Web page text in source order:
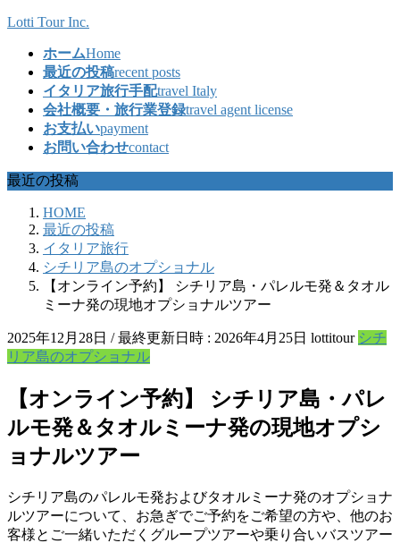
コ
ッ
プ
ナ
移
動
Lotti Tour Inc.
ホームHome
最近の投稿recent posts
イタリア旅行手配travel Italy
会社概要・旅行業登録travel agent license
お支払いpayment
お問い合わせcontact
最近の投稿
HOME
最近の投稿
イタリア旅行
シチリア島のオプショナル
【オンライン予約】 シチリア島・パレルモ発＆タオル
ミーナ発の現地オプショナルツアー
2025年12月28日 / 最終更新日時 : 2026年4月25日 lottitour シチ
リア島のオプショナル
【オンライン予約】 シチリア島・パレ
ルモ発＆タオルミーナ発の現地オプシ
ョナルツアー
シチリア島のパレルモ発およびタオルミーナ発のオプショナ
ルツアーについて、お急ぎでご予約をご希望の方や、他のお
客様とご一緒いただくグループツアーや乗り合いバスツアー